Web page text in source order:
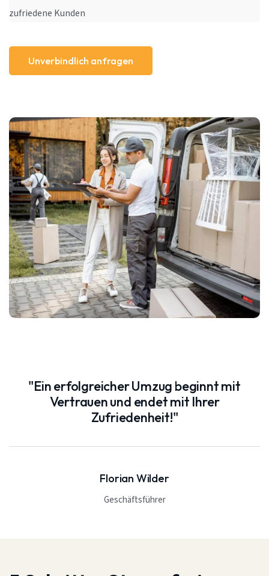
"Ein erfolgreicher Umzug beginnt mit
Vertrauen und endet mit Ihrer
Zufriedenheit!"
Florian Wilder
Geschäftsführer
zufriedene Kunden
Unverbindlich anfragen